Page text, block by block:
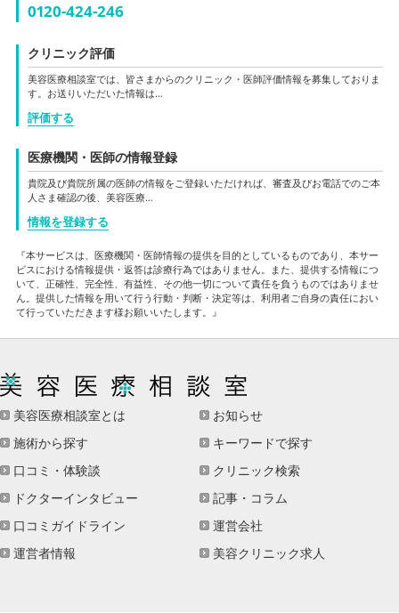
0120-424-246
クリニック評価
美容医療相談室では、皆さまからのクリニック・医師評価情報を募集しておりま
す。お送りいただいた情報は…
評価する
医療機関・医師の情報登録
貴院及び貴院所属の医師の情報をご登録いただければ、審査及びお電話でのご本
人さま確認の後、美容医療…
情報を登録する
『本サービスは、医療機関・医師情報の提供を目的としているものであり、本サー
ビスにおける情報提供・返答は診療行為ではありません。また、提供する情報につ
いて、正確性、完全性、有益性、その他一切について責任を負うものではありませ
ん。提供した情報を用いて行う行動・判断・決定等は、利用者ご自身の責任におい
て行っていただきます様お願いいたします。』
美容医療相談室とは
お知らせ
施術から探す
キーワードで探す
口コミ・体験談
クリニック検索
ドクターインタビュー
記事・コラム
口コミガイドライン
運営会社
運営者情報
美容クリニック求人